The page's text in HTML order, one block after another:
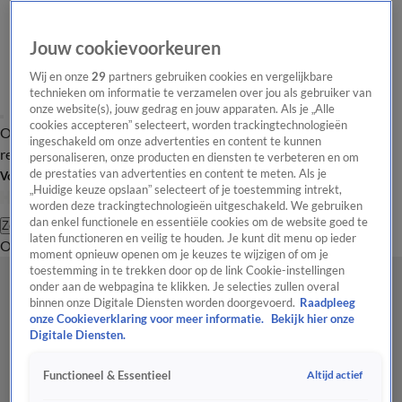
Overzicht Laatste nieuws Regionieuws Het beste van Hart
Tip de
redactie
Volg Hart van Nederland
Zoeken
OverzichtRegioUitzendingenWeerTip de redactiePanelVideo's
Jouw cookievoorkeuren
Wij en onze29 partners gebruiken cookies en vergelijkbare
technieken om informatie te verzamelen over jou als gebruiker van
onze website(s), jouw gedrag en jouw apparaten. Als je „Alle
cookies accepteren” selecteert, worden trackingtechnologieën
ingeschakeld om onze advertenties en content te kunnen
personaliseren, onze producten en diensten te verbeteren en om
de prestaties van advertenties en content te meten. Als je
„Huidige keuze opslaan” selecteert of je toestemming intrekt,
worden deze trackingtechnologieën uitgeschakeld. We gebruiken
dan enkel functionele en essentiële cookies om de website goed te
laten functioneren en veilig te houden. Je kunt dit menu op ieder
moment opnieuw openen om je keuzes te wijzigen of om je
toestemming in te trekken door op de link Cookie-instellingen
onder aan de webpagina te klikken. Je selecties zullen overal
binnen onze Digitale Diensten worden doorgevoerd. Raadpleeg
onze Cookieverklaring voor meer informatie.
Bekijk hier onze
Digitale Diensten.
Functioneel & Essentieel Altijd actief